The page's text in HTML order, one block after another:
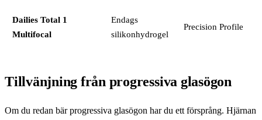
Dailies Total 1
Multifocal
Endags
silikonhydrogel
Precision Profile
Tillvänjning från progressiva glasögon
Om du redan bär progressiva glasögon har du ett försprång. Hjärnan